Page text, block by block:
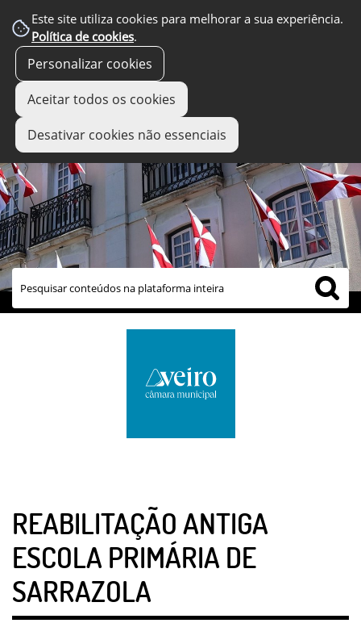
Este site utiliza cookies para melhorar a sua experiência.
Política de cookies.
Personalizar cookies
Aceitar todos os cookies
Desativar cookies não essenciais
links úteis
REABILITAÇÃO ANTIGA
ESCOLA PRIMÁRIA DE
SARRAZOLA